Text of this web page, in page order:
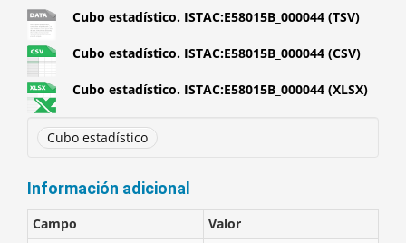
Cubo estadístico. ISTAC:E58015B_000044 (TSV)
Cubo estadístico. ISTAC:E58015B_000044 (CSV)
Cubo estadístico. ISTAC:E58015B_000044 (XLSX)
Cubo estadístico
Información adicional
Campo
Valor